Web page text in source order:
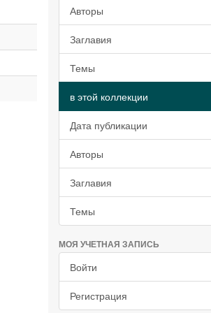
Авторы
Заглавия
Темы
в этой коллекции
Дата публикации
Авторы
Заглавия
Темы
МОЯ УЧЕТНАЯ ЗАПИСЬ
Войти
Регистрация